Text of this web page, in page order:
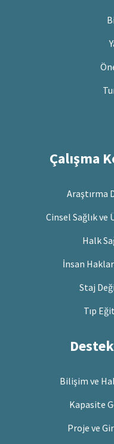
Çalışma
Araştırma
Cinsel Sağlık ve
Halk
İnsan
Staj
Tıp
Bilişim ve
Kapasite
Proje ve